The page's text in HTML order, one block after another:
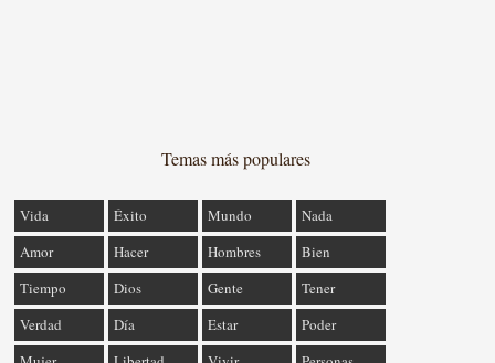
Temas más populares
Vida Éxito Mundo
Nada
Amor
Hacer Hombres
Bien
Tiempo
Dios Gente
Tener
Verdad
Día Estar
Poder